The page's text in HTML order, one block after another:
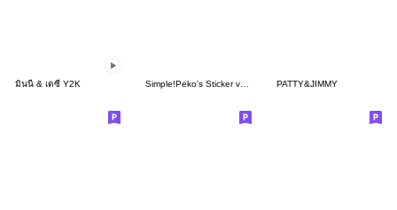
มินนี่ & เดซี่ Y2K Simple!Peko's Sticker ver.2 PATTY&JIMMY